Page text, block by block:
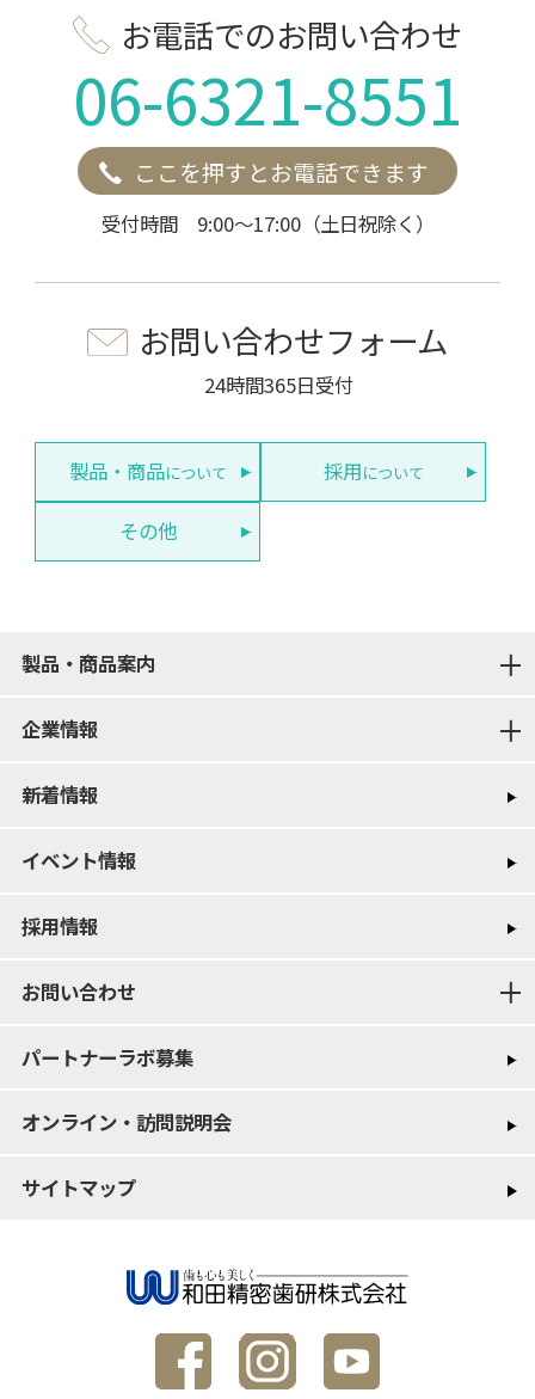
お電話でのお問い合わせ
06-6321-8551
ここを押すとお電話できます
受付時間 9:00～17:00（土日祝除く）
お問い合わせフォーム
24時間365日受付
製品・商品について 採用について
その他
製品・商品案内
企業情報
新着情報
イベント情報
採用情報
お問い合わせ
パートナーラボ募集
オンライン・訪問説明会
サイトマップ